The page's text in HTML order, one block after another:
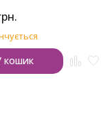
кошик